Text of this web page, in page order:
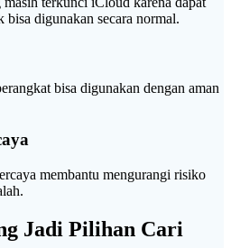
bisa digunakan secara normal.
bisa digunakan dengan aman
membantu mengurangi risiko
Jadi Pilihan Cari